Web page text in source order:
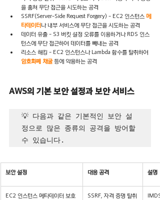
을 훔쳐 무단 접근을 시도하는 공격
SSRF(Server-Side Request Forgery) - EC2 인스턴스 메
타데이터나 내부 서비스에 무단 접근을 시도하는 공격
데이터 유출 - S3 버킷 설정 오류를 이용하거나 RDS 인스
턴스에 무단 접근하여 데이터를 빼내는 공격
리소스 해킹 - EC2 인스턴스나 Lambda 함수를 탈취하여
암호화폐 채굴 등에 악용하는 공격
AWS의 기본 보안 설정과 보안 서비스
💡 다음과 같은 기본적인 보안 설
정으로 많은 종류의 공격을 방어할
수 있습니다.
보안 설정 대응 공격 설명
EC2 인스턴스 메타데이터 보호
SSRF, 자격 증명 탈취